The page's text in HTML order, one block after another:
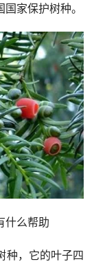
家保护树种。
什么帮助
种，它的叶子四